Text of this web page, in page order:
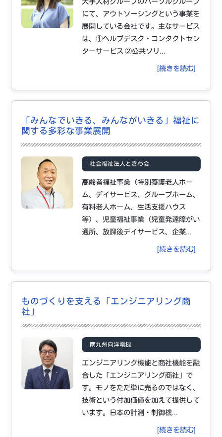
大手人材グループのパーソルグループ
にて、アウトソーシングという事業を
展開している会社です。主なサービス
は、①ヘルプデスク・コンタクトセン
ターサービス ②公共ソリ...
[続きを読む]
「みんなでいきる、みんながいきる」福祉に
関する多彩な事業展開
社会福祉法人ときわ会
高齢者福祉事業（特別養護老人ホー
ム、デイサービス、グループホーム、
有料老人ホーム、生活支援ハウス
等）、児童福祉事業（児童発達障がい
通所、放課後デイサービス、企業...
[続きを読む]
ものづくりを支える「エンジニアリング商
社」
南九州向洋電機
エンジニアリング機能と商社機能を融
合した「エンジニアリング商社」で
す。モノをただ単に売るのではなく、
技術という付加価値を加えて提供して
います。日本の計測・制御機...
[続きを読む]